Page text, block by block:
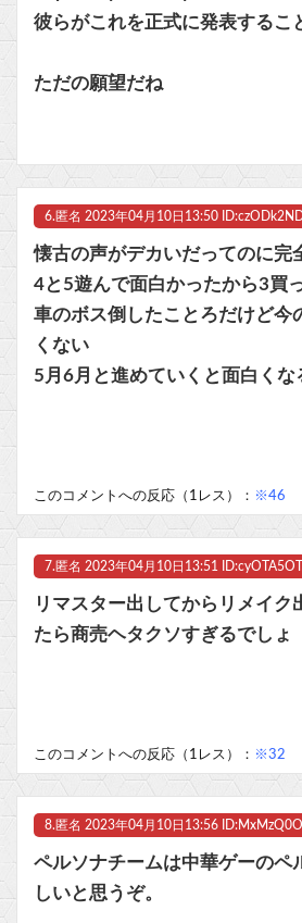
彼らがこれを正式に発表するこ
ただの願望だね
6. 匿名 2023年04月10日13:50
懐古の声がデカいだってのに完
4と5遊んで面白かったから3買
車のボス倒したことろだけど今
くない
5月6月と進めていくと面白くな
このコメントへの反応（1レス）： ※46
7. 匿名 2023年04月10日13:51
リマスター出してからリメイク
たら商売ヘタクソすぎるでしょ
このコメントへの反応（1レス）： ※32
8. 匿名 2023年04月10日13:56
ペルソナチームは中華ゲーのペ
しいと思うぞ。